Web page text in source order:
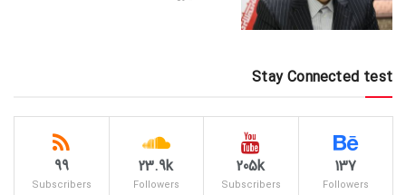
Stay Connected test
137
Followers
205k
Subscribers
23.9k
Followers
99
Subscribers